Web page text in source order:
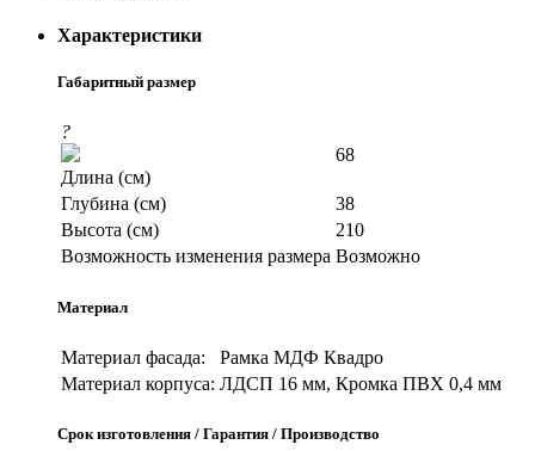
Характеристики
Габаритный размер
?
Длина (см)
68
Глубина (см)
38
Высота (см)
210
Возможность изменения размера Возможно
Материал
Материал фасада:
Рамка МДФ Квадро
Материал корпуса: ЛДСП 16 мм, Кромка ПВХ 0,4 мм
Срок изготовления / Гарантия / Производство